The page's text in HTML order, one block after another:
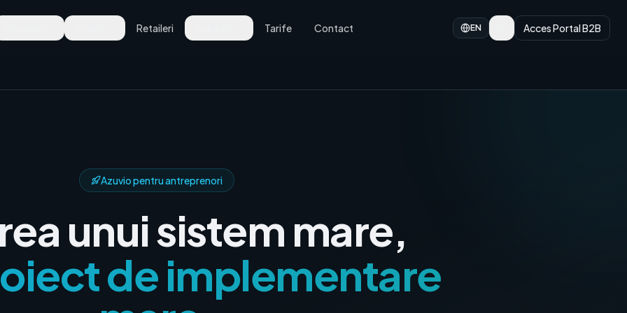
Retaileri Tarife Contact EN Acces Portal B2B
Azuvio pentru antreprenori
unui sistem mare,
de implementare